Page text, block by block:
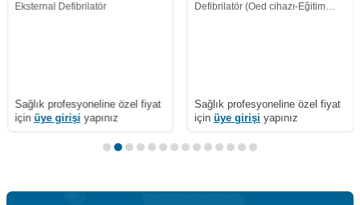
Eksternal Defibrilatör
Sağlık profesyoneline özel fiyat
için üye girişi yapınız
Defibrilatör (Oed cihazı-Eğitim
Sağlık profesyoneline özel fiyat
için üye girişi yapınız